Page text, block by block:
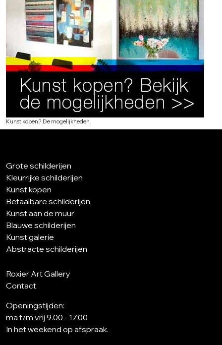
Kunst kopen? De mogelijkheden
Grote schilderijen
Kleurrijke schilderijen
Kunst kopen
Betaalbare schilderijen
Kunst aan de muur
Blauwe schilderijen
Kunst galerie
Abstracte schilderijen
Roxier Art Gallery
Contact
Openingstijden:
ma t/m vrij 9.00 - 17.00
In het weekend op afspraak.